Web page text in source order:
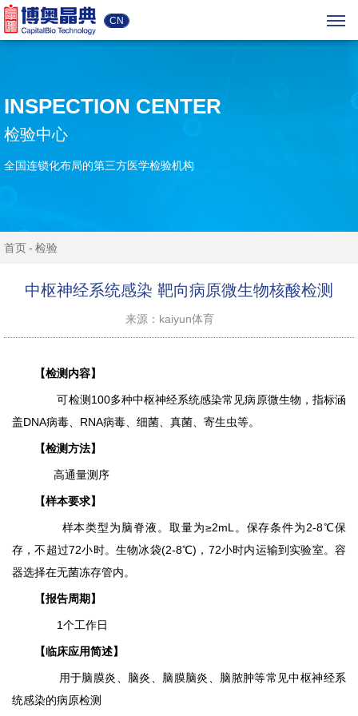
CN
INSPECTION CENTER
检验中心
全国连锁化布局的第三方医学检验机构
首页 检验
中枢神经系统感染 靶向病原微生物核酸检测
来源：kaiyun体育
【检测内容】
可检测100多种中枢神经系统感染常见病原微生物，指标涵
盖DNA病毒、RNA病毒、细菌、真菌、寄生虫等。
【检测方法】
高通量测序
【样本要求】
样本类型为脑脊液 。 取量为≥2mL。 保存条件为2-8℃保
存，不超过72小时。 生物冰袋(2-8℃)，72小时内运输到实验室。容
器选择在无菌冻存管内。
【报告周期】
1个工作日
【临床应用简述】
用于脑膜炎、脑炎、脑膜脑炎、脑脓肿等常见中枢神经系
统感染的病原检测